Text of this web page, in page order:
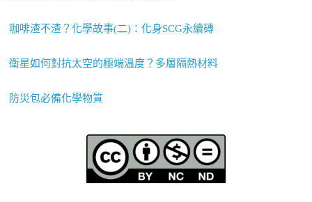
咖啡渣不渣？化學故事(二)：化身SCG永續磚
衛星如何對抗太空的極端溫度？多層隔熱材料
防災包必備化學物質